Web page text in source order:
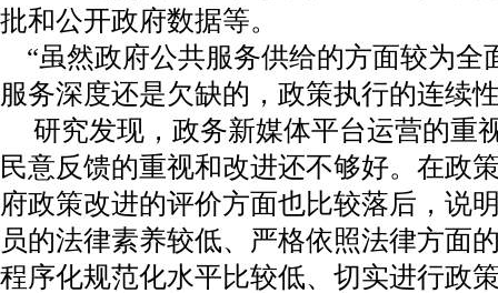
批和公开政府数据等。
“虽然政府公共服务供给的方面较为全
服务深度还是欠缺的，政策执行的连续
研究发现，政务新媒体平台运营的重
民意反馈的重视和改进还不够好。在政
府政策改进的评价方面也比较落后，说
员的法律素养较低、严格依照法律方面
程序化规范化水平比较低、切实进行政